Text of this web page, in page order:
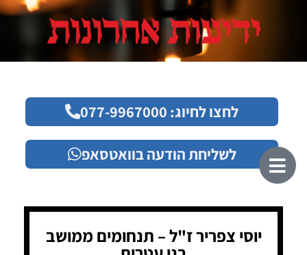
לחצו לחיוג: 077-9967000
לשליחת הודעה בוואטסאפ
יוסי צפריר ז"ל – תנחומים ממושב